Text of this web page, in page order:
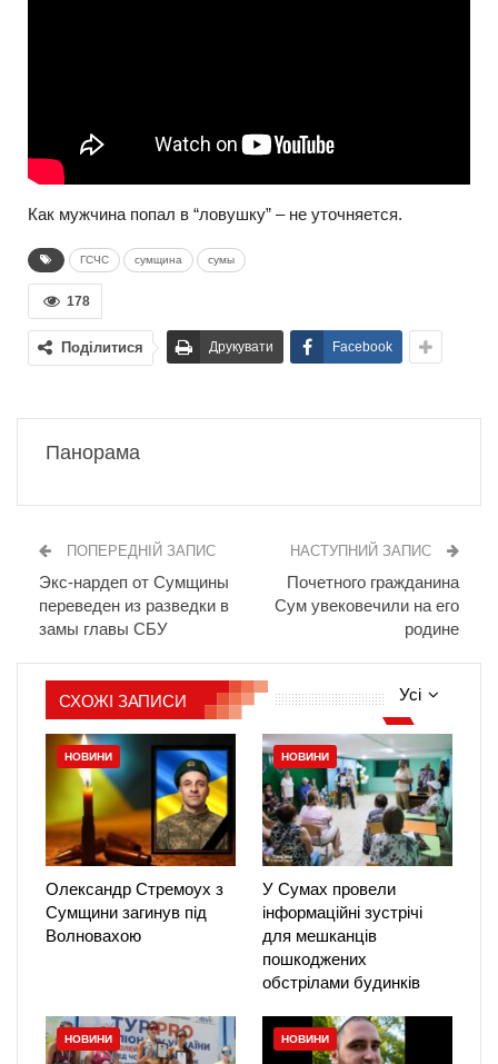
Как мужчина попал в “ловушку” – не уточняется.
ГСЧС сумщина сумы
178
Поділитися Друкувати Facebook
Панорама
ПОПЕРЕДНІЙ ЗАПИС
Экс-нардеп от Сумщины
переведен из разведки в
замы главы СБУ
НАСТУПНИЙ ЗАПИС
Почетного гражданина
Сум увековечили на его
родине
Усі
СХОЖІ ЗАПИСИ
НОВИНИ
Олександр Стремоух з
Сумщини загинув під
Волновахою
НОВИНИ
У Сумах провели
інформаційні зустрічі
для мешканців
пошкоджених
обстрілами будинків
НОВИНИ НОВИНИ